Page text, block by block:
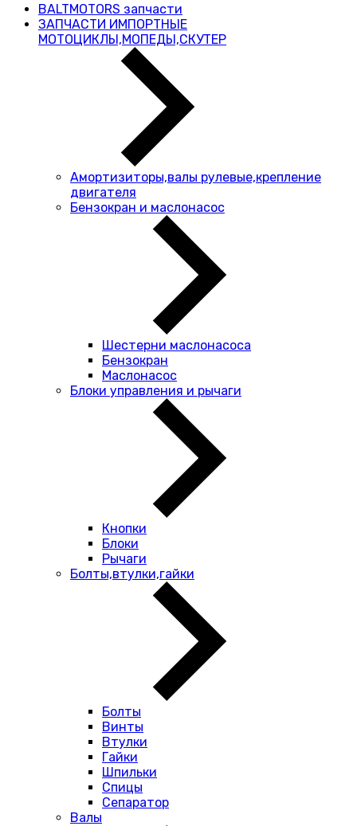
BALTMOTORS запчасти
ЗАПЧАСТИ ИМПОРТНЫЕ
МОТОЦИКЛЫ,МОПЕДЫ,СКУТЕР
Амортизиторы,валы рулевые,крепление
двигателя
Бензокран и маслонасос
Шестерни маслонасоса
Бензокран
Маслонасос
Блоки управления и рычаги
Кнопки
Блоки
Рычаги
Болты,втулки,гайки
Болты
Винты
Втулки
Гайки
Шпильки
Спицы
Сепаратор
Валы